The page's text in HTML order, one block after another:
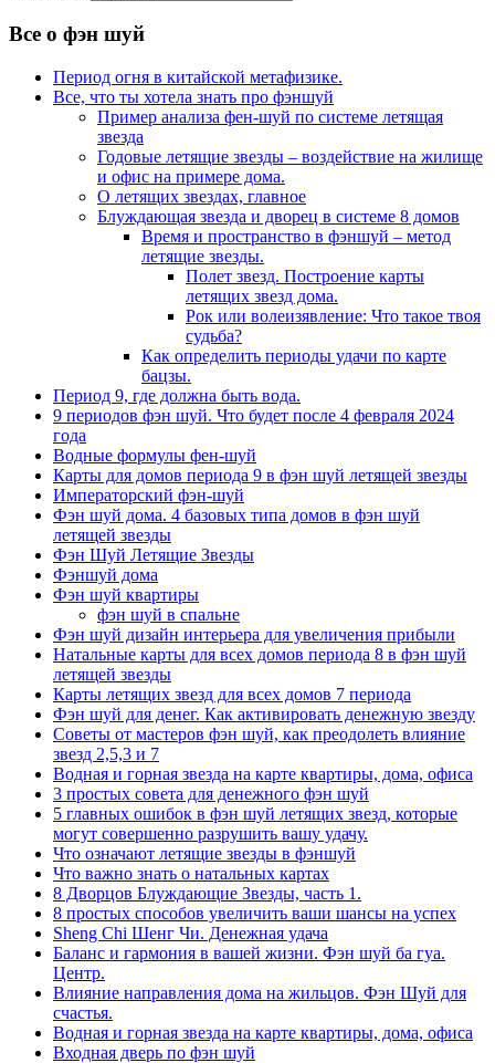
Все о фэн шуй
Период огня в китайской метафизике.
Все, что ты хотела знать про фэншуй
Пример анализа фен-шуй по системе летящая
звезда
Годовые летящие звезды – воздействие на жилище
и офис на примере дома.
О летящих звездах, главное
Блуждающая звезда и дворец в системе 8 домов
Время и пространство в фэншуй – метод
летящие звезды.
Полет звезд. Построение карты
летящих звезд дома.
Рок или волеизявление: Что такое твоя
судьба?
Как определить периоды удачи по карте
бацзы.
Период 9, где должна быть вода.
9 периодов фэн шуй. Что будет после 4 февраля 2024
года
Водные формулы фен-шуй
Карты для домов периода 9 в фэн шуй летящей звезды
Императорский фэн-шуй
Фэн шуй дома. 4 базовых типа домов в фэн шуй
летящей звезды
Фэн Шуй Летящие Звезды
Фэншуй дома
Фэн шуй квартиры
фэн шуй в спальне
Фэн шуй дизайн интерьера для увеличения прибыли
Натальные карты для всех домов периода 8 в фэн шуй
летящей звезды
Карты летящих звезд для всех домов 7 периода
Фэн шуй для денег. Как активировать денежную звезду
Советы от мастеров фэн шуй, как преодолеть влияние
звезд 2,5,3 и 7
Водная и горная звезда на карте квартиры, дома, офиса
3 простых совета для денежного фэн шуй
5 главных ошибок в фэн шуй летящих звезд, которые
могут совершенно разрушить вашу удачу.
Что означают летящие звезды в фэншуй
Что важно знать о натальных картах
8 Дворцов Блуждающие Звезды, часть 1.
8 простых способов увеличить ваши шансы на успех
Sheng Chi Шенг Чи. Денежная удача
Баланс и гармония в вашей жизни. Фэн шуй ба гуа.
Центр.
Влияние направления дома на жильцов. Фэн Шуй для
счастья.
Водная и горная звезда на карте квартиры, дома, офиса
Входная дверь по фэн шуй